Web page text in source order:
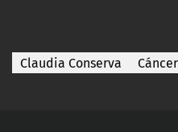
Claudia Conserva